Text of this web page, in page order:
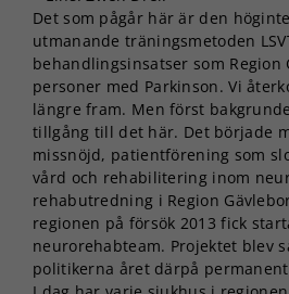
Det som pågår här är den
utmanande träningsmetoden
behandlingsinsatser som Region
personer med Parkinson. Vi
längre fram. Men först
tillgång till det här. Det började
missnöjd, patientförening som
vård och rehabilitering inom
rehabutredning i Region
regionen på försök 2013 fick
neurorehabteam. Projektet blev
politikerna året därpå